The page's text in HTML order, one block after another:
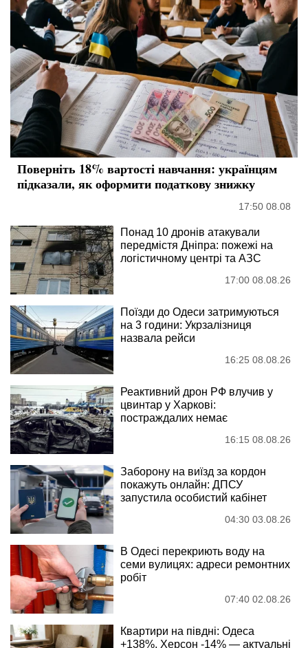
Поверніть 18% вартості навчання: українцям
підказали, як оформити податкову знижку
17:50 08.08
Понад 10 дронів атакували
передмістя Дніпра: пожежі на
логістичному центрі та АЗС
17:00 08.08.26
Поїзди до Одеси затримуються
на 3 години: Укрзалізниця
назвала рейси
16:25 08.08.26
Реактивний дрон РФ влучив у
цвинтар у Харкові:
постраждалих немає
16:15 08.08.26
Заборону на виїзд за кордон
покажуть онлайн: ДПСУ
запустила особистий кабінет
04:30 03.08.26
В Одесі перекриють воду на
семи вулицях: адреси ремонтних
робіт
07:40 02.08.26
Квартири на півдні: Одеса
+138%, Херсон -14% — актуальні